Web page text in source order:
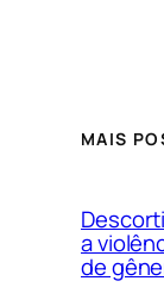
MAIS
a
de